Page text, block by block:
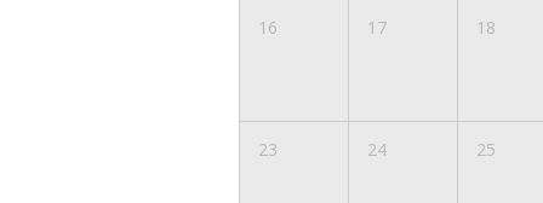
16 17 18
23 24 25